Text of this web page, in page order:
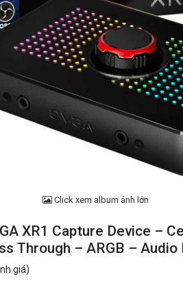
Click xem album ảnh lớn
XR1 Capture Device –
Through – ARGB –
giá)